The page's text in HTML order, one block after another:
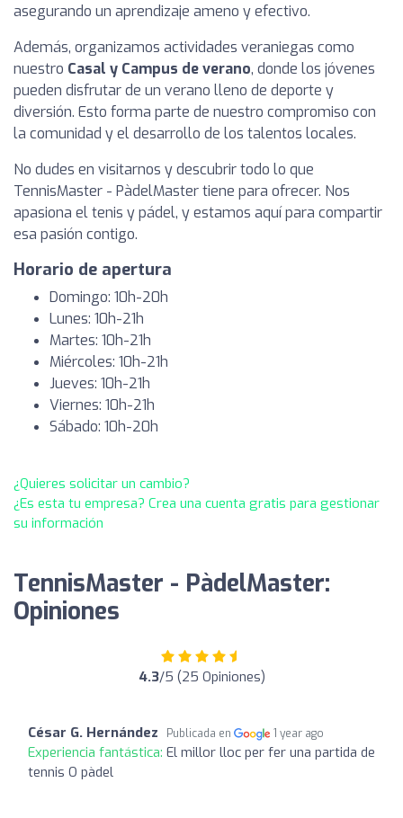
asegurando un aprendizaje ameno y efectivo.
Además, organizamos actividades veraniegas como
nuestro Casal y Campus de verano, donde los jóvenes
pueden disfrutar de un verano lleno de deporte y
diversión. Esto forma parte de nuestro compromiso con
la comunidad y el desarrollo de los talentos locales.
No dudes en visitarnos y descubrir todo lo que
TennisMaster - PàdelMaster tiene para ofrecer. Nos
apasiona el tenis y pádel, y estamos aquí para compartir
esa pasión contigo.
Horario de apertura
Domingo: 10h-20h
Lunes: 10h-21h
Martes: 10h-21h
Miércoles: 10h-21h
Jueves: 10h-21h
Viernes: 10h-21h
Sábado: 10h-20h
¿Quieres solicitar un cambio?
¿Es esta tu empresa? Crea una cuenta gratis para gestionar
su información
TennisMaster - PàdelMaster:
Opiniones
4.3/5 (25 Opiniones)
César G. Hernández Publicada en 1 year ago
Experiencia fantástica: El millor lloc per fer una partida de
tennis O pàdel